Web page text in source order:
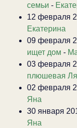
семьи -
12 февраля
Екатерина
09 февраля
ищет дом -
03 февраля
плюшевая
02 февраля
Яна
30 января
Яна